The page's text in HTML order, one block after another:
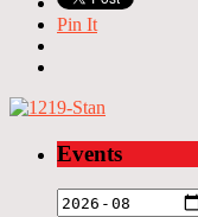
Pin It
Events